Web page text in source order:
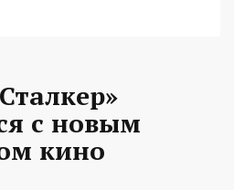
с новым
кино